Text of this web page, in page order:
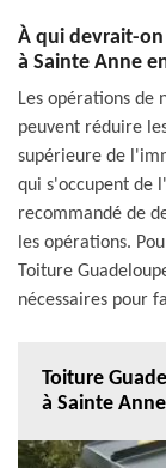
À qui devrait-
à Sainte Anne
Les opérations de
peuvent réduire
supérieure de
qui s'occupent de
recommandé de
les opérations.
Toiture
nécessaires pour
Toiture
à Sainte